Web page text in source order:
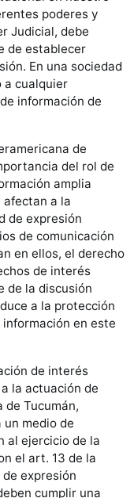
poderes y
Judicial, debe
de establecer
En una sociedad
a cualquier
información de
de
del rol de
amplia
afectan a la
de expresión
de comunicación
en ellos, el derecho
de interés
de la discusión
a la protección
en este
de interés
la actuación de
Tucumán,
medio de
al ejercicio de la
el art. 13 de la
expresión
cumplir una